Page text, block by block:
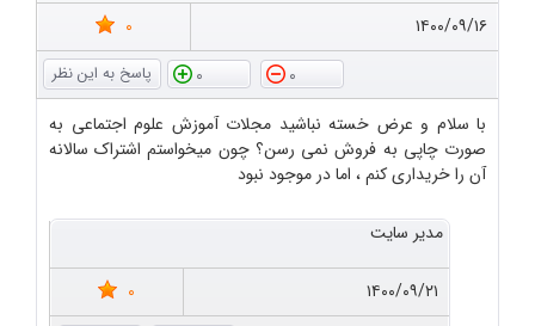
۱۴۰۰/۰۹/۱۶
0
0
0
با سلام و عرض خسته نباشید مجلات آموزش علوم اجتماعی به
صورت چاپی به فروش نمی رسن؟ چون میخواستم اشتراک سالانه
آن را خریداری کنم ، اما در موجود نبود
مدیر سایت
۱۴۰۰/۰۹/۲۱
0